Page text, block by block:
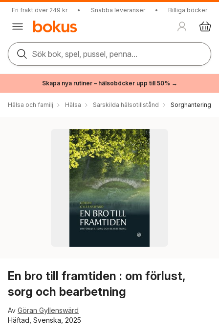
Fri frakt över 249 kr • Snabba leveranser • Billiga böcker
Sök bok, spel, pussel, penna...
Skapa nya rutiner – hälsoböcker upp till 50% →
Hälsa och familj Hälsa Särskilda hälsotillstånd Sorghantering
En bro till framtiden : om förlust,
sorg och bearbetning
Av Göran Gyllenswärd
Häftad, Svenska, 2025